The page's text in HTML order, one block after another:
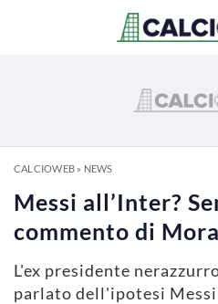
CALCIOWEB» NEWS
Messi all’Inter?
commento di
L'ex presidente
parlato dell'ipotesi